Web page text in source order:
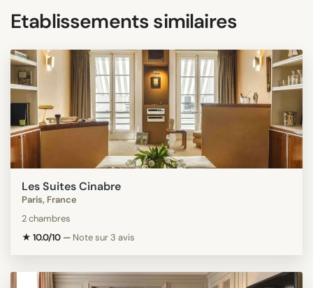
Etablissements similaires
Les Suites Cinabre
Paris, France
2 chambres
★ 10.0/10 — Note sur 3 avis